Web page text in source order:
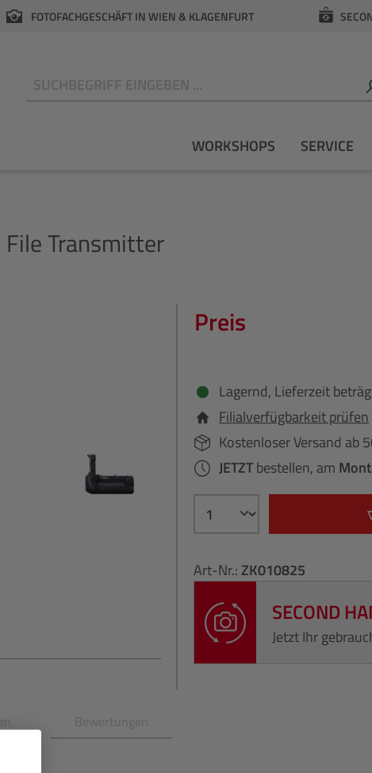
FOTOFACHGESCHÄFT IN WIEN & KLAGENFURT
WORKSHOPS SERVICE
Transmitter
Preis
Lagernd, Lieferzeit
Filialverfügbarkeit prüfen
Kostenloser Versand ab
JETZTbestellen, am
Art-Nr.: ZK010825
SECOND
Jetzt Ihr
Bewertungen